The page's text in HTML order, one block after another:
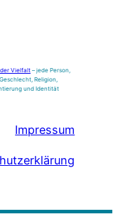
Vielfalt– jede Person,
Religion,
und Identität
Impressum